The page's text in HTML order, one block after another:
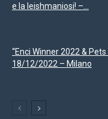
e la leishmaniosi! –...
“Enci Winner 2022 &
18/12/2022 – Milano